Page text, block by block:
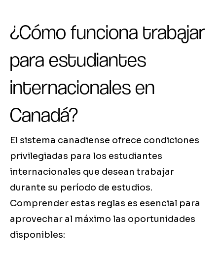
¿Cómo funciona trabajar
para estudiantes
internacionales en
Canadá?
El sistema canadiense ofrece condiciones
privilegiadas para los estudiantes
internacionales que desean trabajar
durante su período de estudios.
Comprender estas reglas es esencial para
aprovechar al máximo las oportunidades
disponibles: